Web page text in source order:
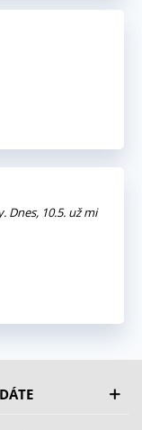
Dnes, 10.5. už mi